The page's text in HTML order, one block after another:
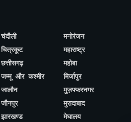
चंदौली
चित्रकूट
छत्तीसगढ़
जम्मू और कश्मीर
जालौन
जौनपुर
झारखण्ड
मनोरंजन
महाराष्ट्र
महोबा
मिर्जापुर
मुज़फ्फरनगर
मुरादाबाद
मेघालय